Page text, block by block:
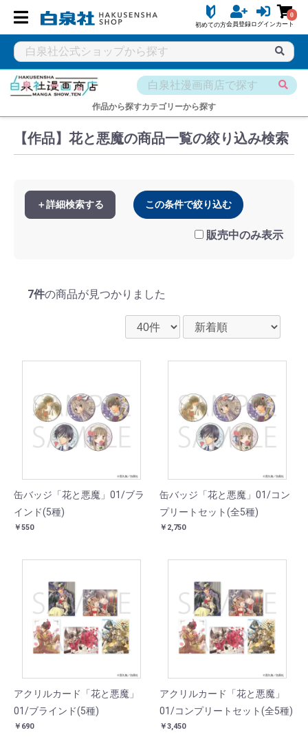
初めての方会員登録ログイン
0
カート
作品から探すカテゴリーから探す
白泉社公式ショップ HAKUSENSHA SHOP タイトル一覧 白泉
【作品】花と悪魔の商品一覧の絞り込み検索
＋詳細検索する この条件で絞り込む
販売中のみ表示
7件の商品が見つかりました
缶バッジ「花と悪魔」01/ブラ
インド(5種)
￥550
缶バッジ「花と悪魔」01/コン
プリートセット(全5種)
￥2,750
アクリルカード「花と悪魔」
01/ブラインド(5種)
￥690
アクリルカード「花と悪魔」
01/コンプリートセット(全5種)
￥3,450